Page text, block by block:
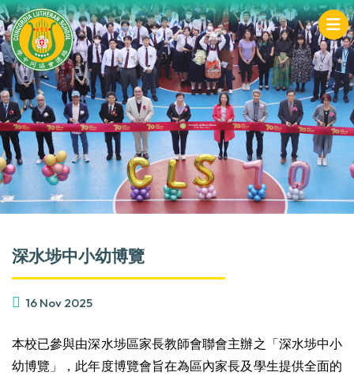
深水埗中小幼博覽
16 Nov 2025
本校已參與由深水埗區家長教師會聯會主辦之「深水埗中小
幼博覽」，此年度博覽會旨在為區內家長及學生提供全面的